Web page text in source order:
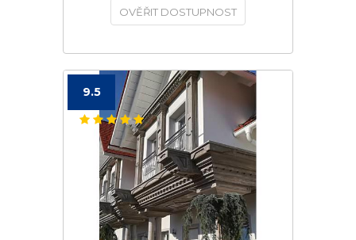
OVĚŘIT DOSTUPNOST
9.5